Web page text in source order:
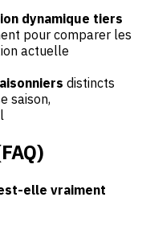
dynamique tiers
pour comparer les
actuelle
distincts
saison,
elle vraiment